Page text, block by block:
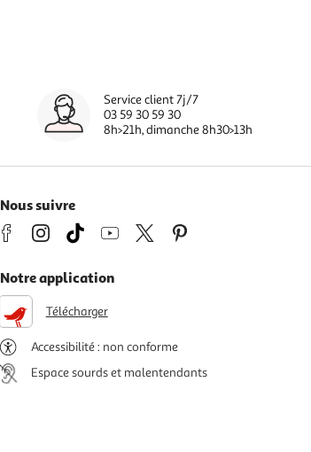
Service client 7j/7
03 59 30 59 30
8h>21h, dimanche 8h30>13h
Nous suivre
Notre application
Télécharger
Accessibilité : non conforme
Espace sourds et malentendants